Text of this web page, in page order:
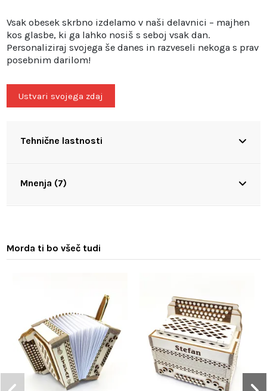
Vsak obesek skrbno izdelamo v naši delavnici – majhen
kos glasbe, ki ga lahko nosiš s seboj vsak dan.
Personaliziraj svojega še danes in razveseli nekoga s prav
posebnim darilom!
Ustvari svojega zdaj
Tehnične lastnosti
Mnenja (7)
Morda ti bo všeč tudi